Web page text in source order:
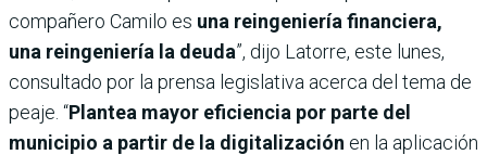
compañero Camilo es una reingeniería financiera,
una reingeniería la deuda”, dijo Latorre, este lunes,
consultado por la prensa legislativa acerca del tema de
peaje. “Plantea mayor eficiencia por parte del
municipio a partir de la digitalización en la aplicación